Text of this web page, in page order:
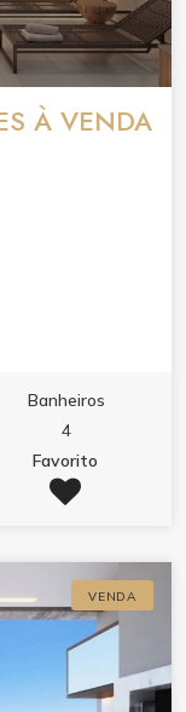
À VENDA
Banheiros
4
Favorito
VENDA